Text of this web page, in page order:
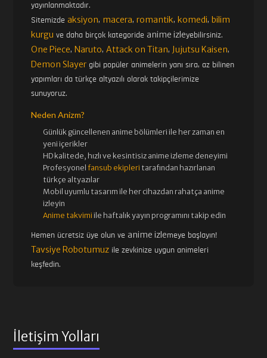
yayınlanmaktadır.
Sitemizdeaksiyon, macera,romantik, komedi, bilim
kurgu ve daha birçok kategoride anime izleyebilirsiniz.
One Piece, Naruto,Attack on Titan, Jujutsu Kaisen,
Demon Slayer gibi popüler animelerin yanı sıra, az bilinen
yapımları da türkçe altyazılı olarak takipçilerimize
sunuyoruz.
Neden Anizm?
Günlük güncellenen anime bölümleri ile her zaman en
yeni içerikler
HD kalitede, hızlı ve kesintisiz anime izleme deneyimi
Profesyonelfansub ekipleri tarafından hazırlanan
türkçe altyazılar
Mobil uyumlu tasarım ile her cihazdan rahatça anime
izleyin
Anime takvimi ile haftalık yayın programını takip edin
Hemen ücretsiz üye olun ve anime izlemeye başlayın!
Tavsiye Robotumuz ile zevkinize uygun animeleri
keşfedin.
İletişim Yolları